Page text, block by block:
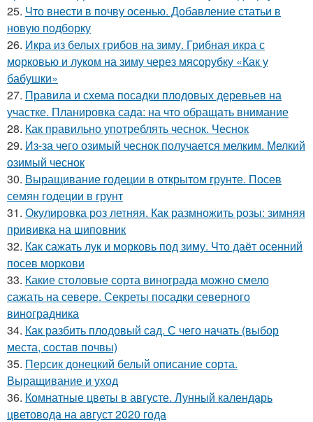
25. Что внести в почву осенью. Добавление статьи в
новую подборку
26. Икра из белых грибов на зиму. Грибная икра с
морковью и луком на зиму через мясорубку «Как у
бабушки»
27. Правила и схема посадки плодовых деревьев на
участке. Планировка сада: на что обращать внимание
28. Как правильно употреблять чеснок. Чеснок
29. Из-за чего озимый чеснок получается мелким. Мелкий
озимый чеснок
30. Выращивание годеции в открытом грунте. Посев
семян годеции в грунт
31. Окулировка роз летняя. Как размножить розы: зимняя
прививка на шиповник
32. Как сажать лук и морковь под зиму. Что даёт осенний
посев моркови
33. Какие столовые сорта винограда можно смело
сажать на севере. Секреты посадки северного
виноградника
34. Как разбить плодовый сад. С чего начать (выбор
места, состав почвы)
35. Персик донецкий белый описание сорта.
Выращивание и уход
36. Комнатные цветы в августе. Лунный календарь
цветовода на август 2020 года